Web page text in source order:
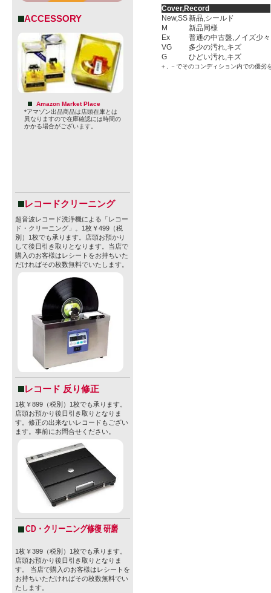
ACCESSORY
Amazon Market Place
*アマゾン出品商品は店頭在庫とは
異なりますので在庫確認には時間の
かかる場合がございます。
レコードクリーニング
超音波レコード洗浄機による「レコー
ド・クリーニング」。1枚￥499（税
別）1枚でも承ります。店頭お預かり
して後日引き取りとなります。当店で
購入のお客様はレシートをお持ちいた
だければその枚数無料でいたします。
レコード 反り修正
1枚￥899（税別）1枚でも承ります。
店頭お預かり後日引き取りとなりま
す。修正の出来ないレコードもござい
ます。事前にお問合せください。
CD・クリーニング修復 研磨
1枚￥399（税別）1枚でも承ります。
店頭お預かり後日引き取りとなりま
す。 当店で購入のお客様はレシートを
お持ちいただければその枚数無料でい
たします。
Cover,Record
New,SS新品,シールド
M
新品同様
Ex
普通の中古盤,ノイズ少々
VG
多少の汚れ,キズ
G
ひどい汚れ,キズ
＋, －でそのコンディション内での優劣